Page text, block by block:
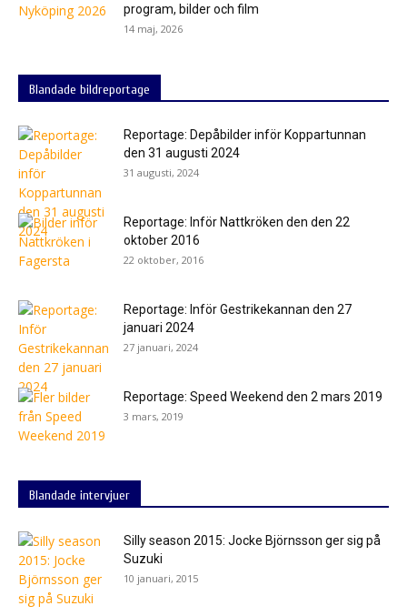
program, bilder och film
14 maj, 2026
Blandade bildreportage
Reportage: Depåbilder inför Koppartunnan
den 31 augusti 2024
31 augusti, 2024
Reportage: Inför Nattkröken den den 22
oktober 2016
22 oktober, 2016
Reportage: Inför Gestrikekannan den 27
januari 2024
27 januari, 2024
Reportage: Speed Weekend den 2 mars 2019
3 mars, 2019
Blandade intervjuer
Silly season 2015: Jocke Björnsson ger sig på
Suzuki
10 januari, 2015